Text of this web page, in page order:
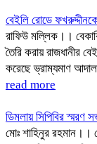
বেইলি রোডে
রাফিউ মল্লিক।।
তৈরি করায় রাজধানীর
করেছে ভ্রাম্যমাণ
read more
ডিমলায় সিপিবির স্মরণ
মোঃ শাহিনুর রহমান।।